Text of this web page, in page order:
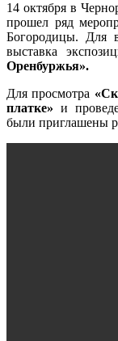
14 октября в
прошел ряд
Богородицы. Для
выставка
Оренбуржья».
Для просмотра
платке» и
были приглашены